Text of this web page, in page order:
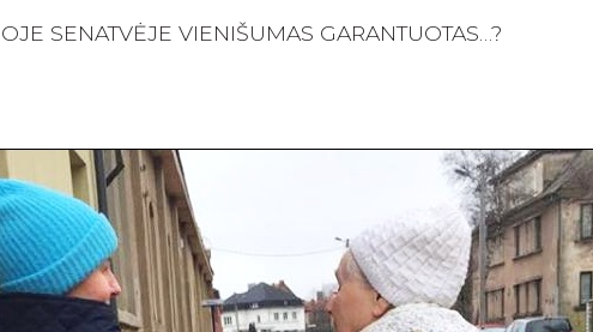
SENATVĖJE VIENIŠUMAS GARANTUOTAS…?